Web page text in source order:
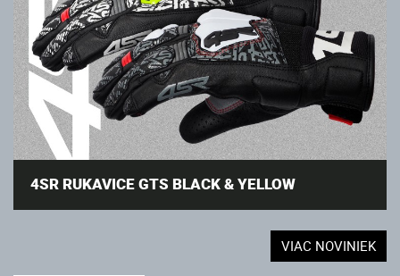
4SR RUKAVICE GTS BLACK & YELLOW
VIAC NOVINIEK